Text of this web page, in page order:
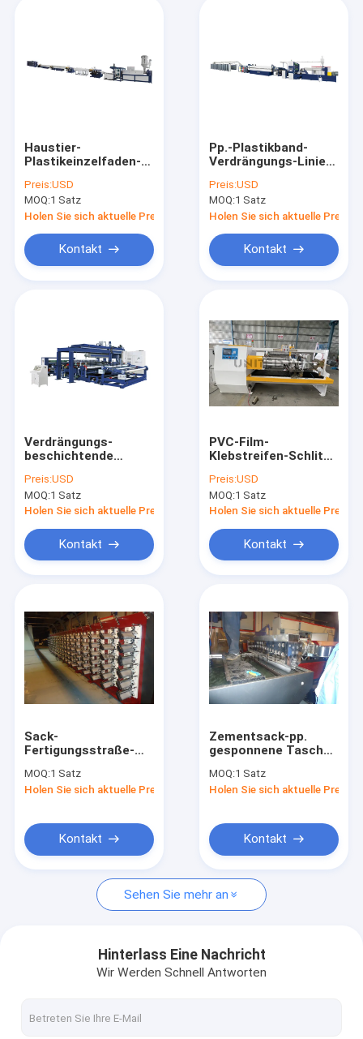
Produkte
Videos
Über uns
Nachrichten
Fordern Sie ein Zitat
Band-Verdrängungs-Linie
Einzelfaden-Verdrängungs-Linie
Haustier-
Plastikeinzelfaden-
Verdrängungs-
Maschine für
industrielle Masche
Preis:USD
MOQ:1 Satz
Holen Sie sich aktuelle Preis
Kontakt
Pp.-Plastikband-
Verdrängungs-Linie
Doppelform-
Ausdehnen
Preis:USD
MOQ:1 Satz
Holen Sie sich aktuelle Preis
Kontakt
Verdrängungs-
beschichtende
Maschine LDPE pp.
für gesponnene
Tasche
Preis:USD
MOQ:1 Satz
Holen Sie sich aktuelle Preis
Kontakt
PVC-Film-
Klebstreifen-Schlitz-
Maschine einzelne
Welle herstellt
Preis:USD
MOQ:1 Satz
Holen Sie sich aktuelle Preis
Kontakt
Sack-
Fertigungsstraße-
Linie PP/PE flaches
Plastikgarn
MOQ:1 Satz
Holen Sie sich aktuelle Preis
Kontakt
Zementsack-pp.
gesponnene Tasche,
Verdrängungs-Linie
für Düngemittel-
MOQ:1 Satz
Holen Sie sich aktuelle Preis
Kontakt
Sehen Sie mehr an
Hinterlass Eine Nachricht
Wir Werden Schnell Antworten